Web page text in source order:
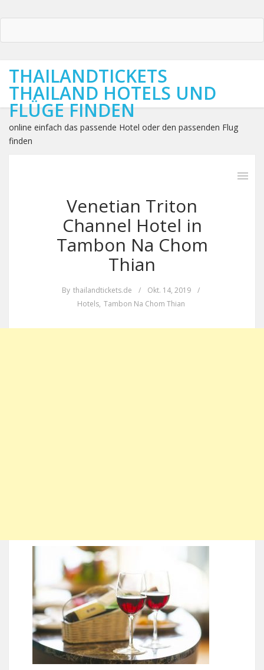
THAILANDTICKETS
THAILAND HOTELS UND
FLÜGE FINDEN
online einfach das passende Hotel oder den passenden Flug
finden
Venetian Triton
Channel Hotel in
Tambon Na Chom
Thian
By thailandtickets.de / Okt. 14, 2019
/
Hotels, Tambon Na Chom Thian